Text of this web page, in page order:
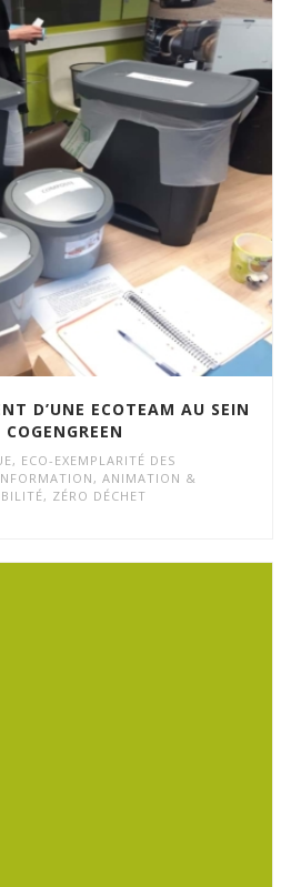
D’UNE ECOTEAM AU SEIN
COGENGREEN
, ECO-EXEMPLARITÉ DES
ANIMATION &
, ZÉRO DÉCHET